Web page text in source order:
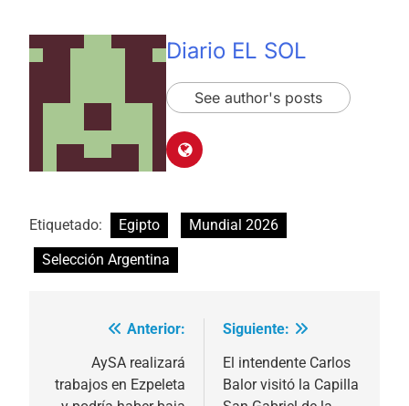
Diario EL SOL
See author's posts
Etiquetado: Egipto
Mundial 2026
Selección Argentina
Navegación
entradas
Anterior:
AySA realizará
trabajos en Ezpeleta
Siguiente:
El intendente Carlos
Balor visitó la Capilla